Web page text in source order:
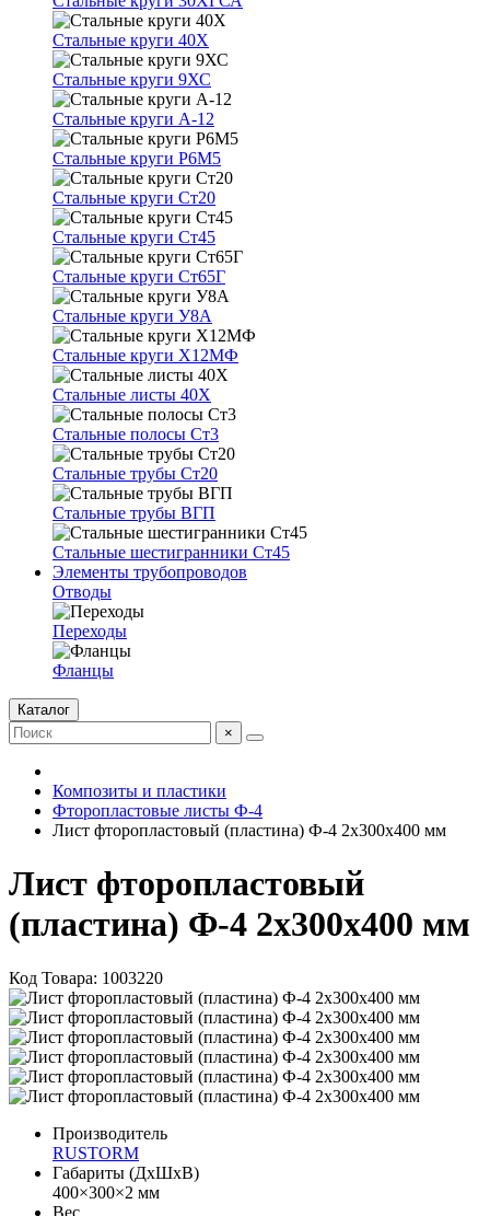
Стальные круги 40Х
Стальные круги 9ХС
Стальные круги А-12
Стальные круги Р6М5
Стальные круги Ст20
Стальные круги Ст45
Стальные круги Ст65Г
Стальные круги У8А
Стальные круги Х12МФ
Стальные листы 40Х
Стальные полосы Ст3
Стальные трубы Ст20
Стальные трубы ВГП
Стальные шестигранники Ст45
Элементы трубопроводов
Отводы
Переходы
Фланцы
Каталог
×
Композиты и пластики
Фторопластовые листы Ф-4
Лист фторопластовый (пластина) Ф-4 2х300х400 мм
Лист фторопластовый
(пластина) Ф-4 2х300х400 мм
Код Товара: 1003220
Производитель
RUSTORM
Габариты (ДхШхВ)
400×300×2 мм
Вес